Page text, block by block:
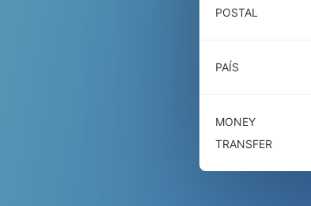
POSTAL
PAÍS
MONEY
TRANSFER